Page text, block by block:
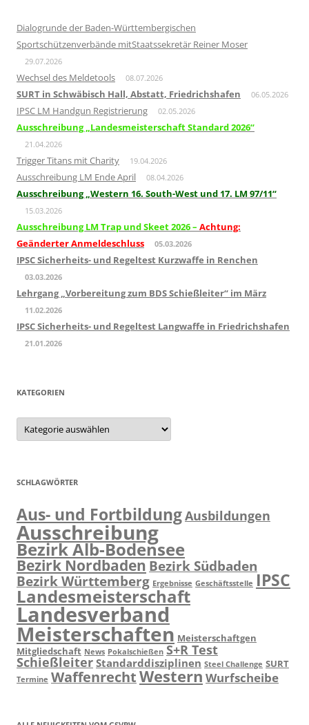
Dialogrunde der Baden-Württembergischen
Sportschützenverbände mitStaatssekretär Reiner Moser
29.07.2026
Wechsel des Meldetools 08.07.2026
SURT in Schwäbisch Hall, Abstatt, Friedrichshafen 06.05.2026
IPSC LM Handgun Registrierung 02.05.2026
Ausschreibung „Landesmeisterschaft Standard 2026“
21.04.2026
Trigger Titans mit Charity 19.04.2026
Ausschreibung LM Ende April 08.04.2026
Ausschreibung „Western 16. South-West und 17. LM 97/11“
15.03.2026
Ausschreibung LM Trap und Skeet 2026 – Achtung:
Geänderter Anmeldeschluss
05.03.2026
IPSC Sicherheits- und Regeltest Kurzwaffe in Renchen
03.03.2026
Lehrgang „Vorbereitung zum BDS Schießleiter“ im März
11.02.2026
IPSC Sicherheits- und Regeltest Langwaffe in Friedrichshafen
21.01.2026
KATEGORIEN
Kategorien
SCHLAGWÖRTER
Aus- und FortbildungAusbildungen
Ausschreibung
Bezirk Alb-Bodensee
Bezirk NordbadenBezirk Südbaden
Bezirk Württemberg Ergebnisse Geschäftsstelle IPSC
Landesmeisterschaft
Landesverband
Meisterschaften Meisterschaftgen
Mitgliedschaft News Pokalschießen S+R Test
Schießleiter Standarddisziplinen Steel Challenge SURT
Termine WaffenrechtWestern Wurfscheibe